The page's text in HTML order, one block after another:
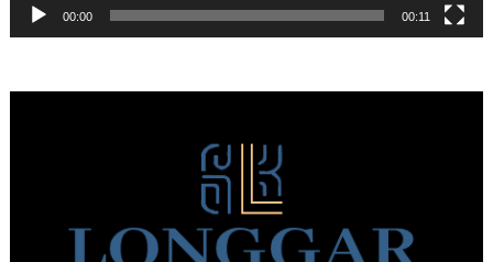
00:00 00:11